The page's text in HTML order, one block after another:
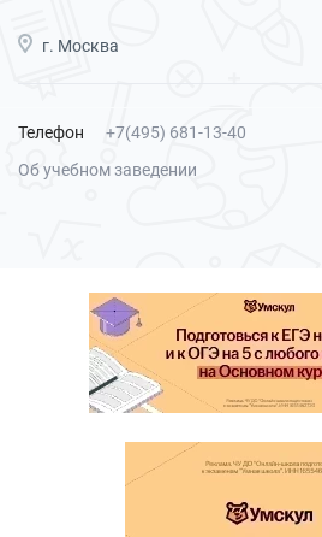
г. Москва
Телефон
+7(495) 681-13-40
Об учебном заведении